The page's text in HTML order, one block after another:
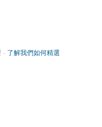
· 了解我們如何精選